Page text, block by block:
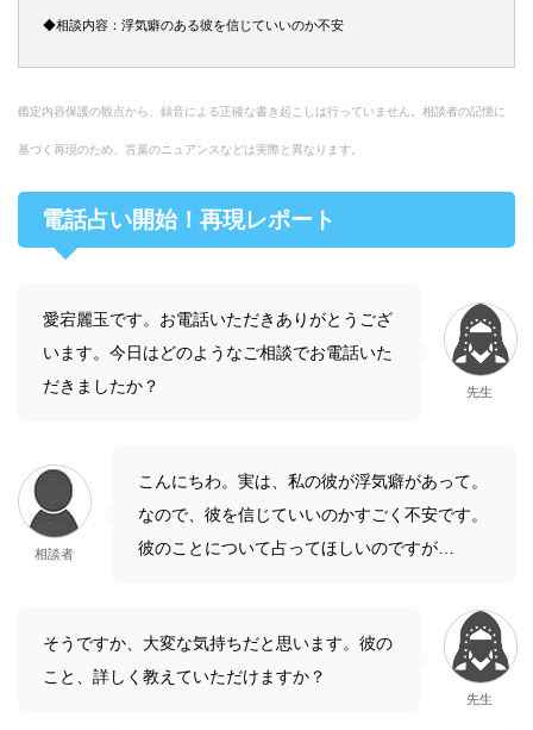
◆相談内容：浮気癖のある彼を信じていいのか不安
鑑定内容保護の観点から、録音による正確な書き起こしは行っていません。相談者の記憶に
基づく再現のため、言葉のニュアンスなどは実際と異なります。
電話占い開始！再現レポート
愛宕麗玉です。お電話いただきありがとうござ
います。今日はどのようなご相談でお電話いた
だきましたか？
先生
相談者
こんにちわ。実は、私の彼が浮気癖があって。
なので、彼を信じていいのかすごく不安です。
彼のことについて占ってほしいのですが…
そうですか、大変な気持ちだと思います。彼の
こと、詳しく教えていただけますか？
先生